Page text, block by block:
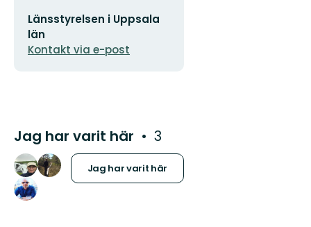
E-
postadress
Länsstyrelsen i Uppsala
län
Kontakt via e-post
Jag har varit här 3
Jag har varit här